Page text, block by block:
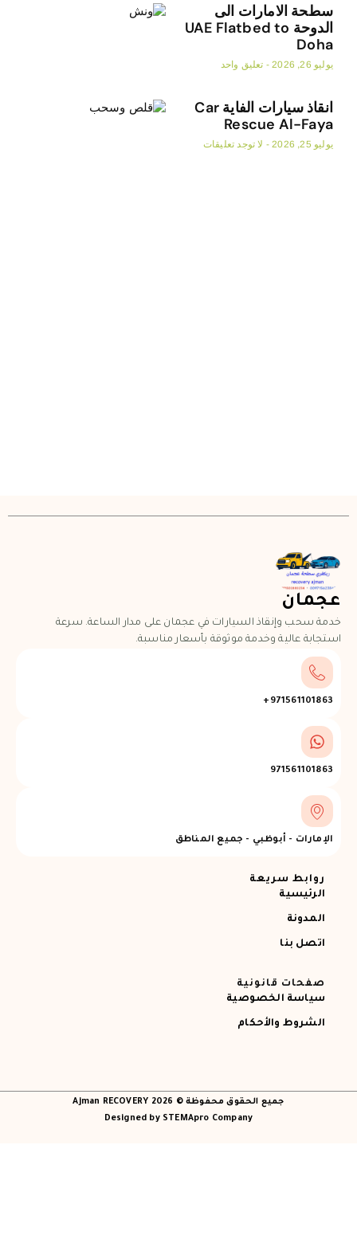
سطحة الامارات الى
الدوحة UAE Flatbed to
Doha
تعليق واحد
انقاذ سيارات الفاية Car
Rescue Al-Faya
لا توجد تعليقات
سحب وإنقاذ السيارات في عجمان على مدار الساعة. سرعة
عالية وخدمة موثوقة بأسعار مناسبة.
971561101863+
971561101863
الإمارات - أبوظبي - جميع المناطق
روابط سريعة
الرئيسية
المدونة
اتصل بنا
صفحات قانونية
سياسة الخصوصية
الشروط والأحكام
جميع الحقوق محفوظة © 2026 Ajman RECOVERY
Designed by STEMApro Company